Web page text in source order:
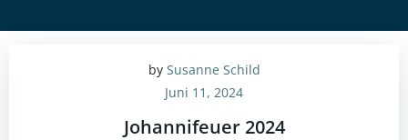
by Susanne Schild
Juni 11, 2024
Johannifeuer 2024